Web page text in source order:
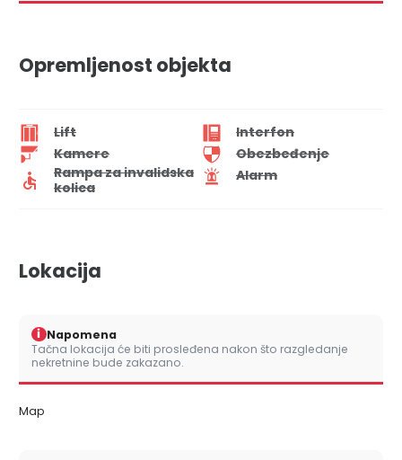
Opremljenost objekta
Lift
Interfon
Kamere
Obezbeđenje
Rampa za invalidska
kolica
Alarm
Lokacija
i Napomena
Tačna lokacija će biti prosleđena nakon što razgledanje
nekretnine bude zakazano.
Map